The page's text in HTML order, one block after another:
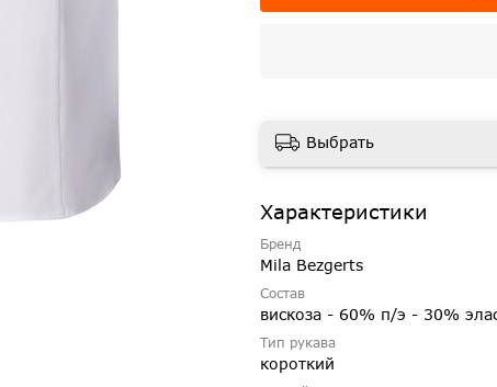
Выбрать
Характеристики
Бренд
Mila Bezgerts
Состав
вискоза - 60% п/э - 30%
Тип рукава
короткий